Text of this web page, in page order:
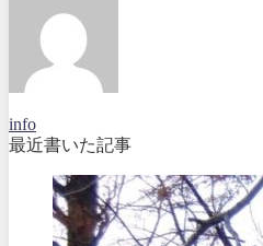
info
最近書いた記事